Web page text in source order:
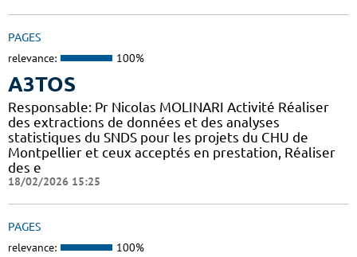
PAGES
relevance: 100%
A3TOS
Responsable: Pr Nicolas MOLINARI Activité Réaliser
des extractions de données et des analyses
statistiques du SNDS pour les projets du CHU de
Montpellier et ceux acceptés en prestation, Réaliser
des e
18/02/2026 15:25
PAGES
relevance: 100%